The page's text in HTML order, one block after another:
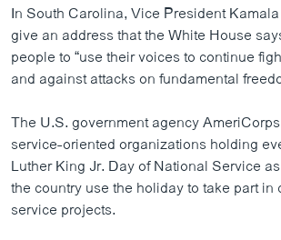
In South Carolina, Vice President
give an address that the White House
people to “use their voices to continue
and against attacks on fundamental
The U.S. government agency
service-oriented organizations holding
Luther King Jr. Day of National Service
the country use the holiday to take part in
service projects.